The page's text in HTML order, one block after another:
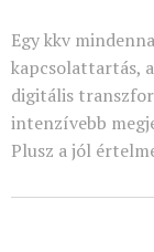
Egy kkv
kapcsolattartás,
digitális
intenzívebb
Plusz a jól